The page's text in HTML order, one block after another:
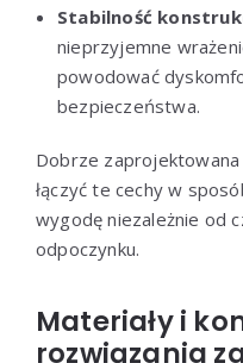
Stabilność
nieprzyjemne
powodować
bezpieczeństwa.
Dobrze
łączyć te cechy w
wygodę niezależnie od
odpoczynku.
Materiały i
rozwiązania